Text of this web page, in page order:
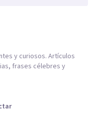
y curiosos. Artículos
frases célebres y